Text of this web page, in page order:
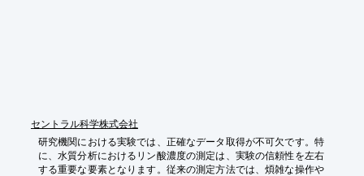
・モニタリング結果の迅速な把握
・解析らレポート作成までの自動化による時間短縮
セントラル科学株式会社
研究機関における実験では、正確なデータ取得が不可欠です。特
に、水質分析におけるリン酸濃度の測定は、実験の信頼性を左右
する重要な要素となります。従来の測定方法では、煩雑な操作や